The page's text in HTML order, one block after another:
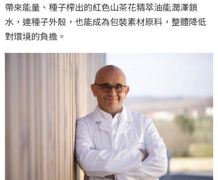
帶來能量、種子榨出的紅色山茶花精萃油能潤澤鎖
水，連種子外殼，也能成為包裝素材原料，整體降低
對環境的負擔。